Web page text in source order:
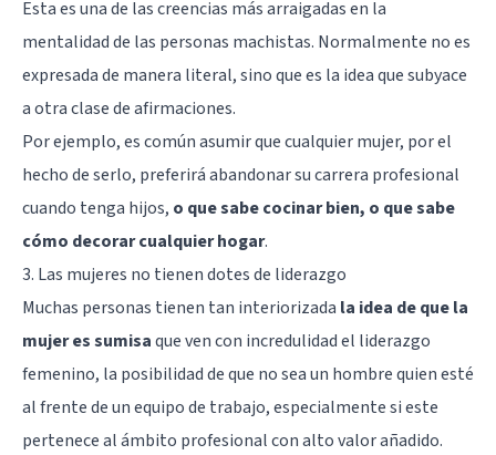
Esta es una de las creencias más arraigadas en la
mentalidad de las personas machistas. Normalmente no es
expresada de manera literal, sino que es la idea que subyace
a otra clase de afirmaciones.
Por ejemplo, es común asumir que cualquier mujer, por el
hecho de serlo, preferirá abandonar su carrera profesional
cuando tenga hijos, o que sabe cocinar bien, o que sabe
cómo decorar cualquier hogar.
3. Las mujeres no tienen dotes de liderazgo
Muchas personas tienen tan interiorizada la idea de que la
mujer es sumisaque ven con incredulidad el liderazgo
femenino, la posibilidad de que no sea un hombre quien esté
al frente de un equipo de trabajo, especialmente si este
pertenece al ámbito profesional con alto valor añadido.